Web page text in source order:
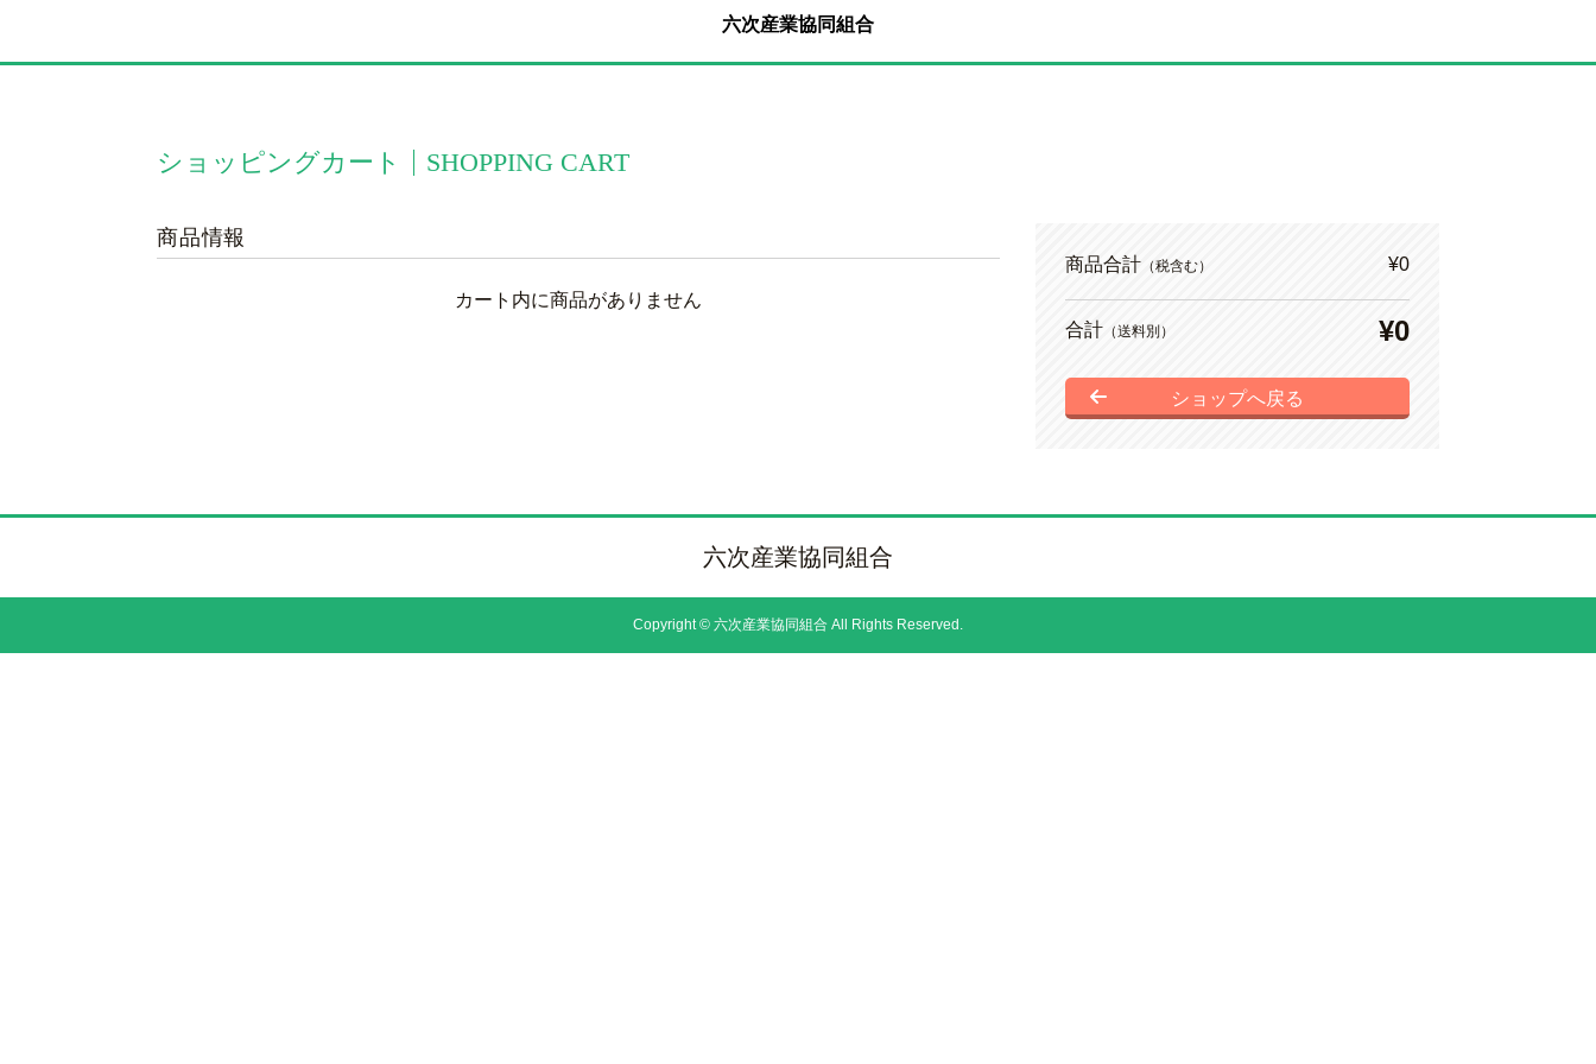
六次産業協同組合
SHOPPING CART
ショッピングカート
商品情報
カート内に商品がありません
商品合計 （税含む） ¥0
合計 （送料別） ¥0
ショップへ戻る
六次産業協同組合
Copyright © 六次産業協同組合 All Rights Reserved.